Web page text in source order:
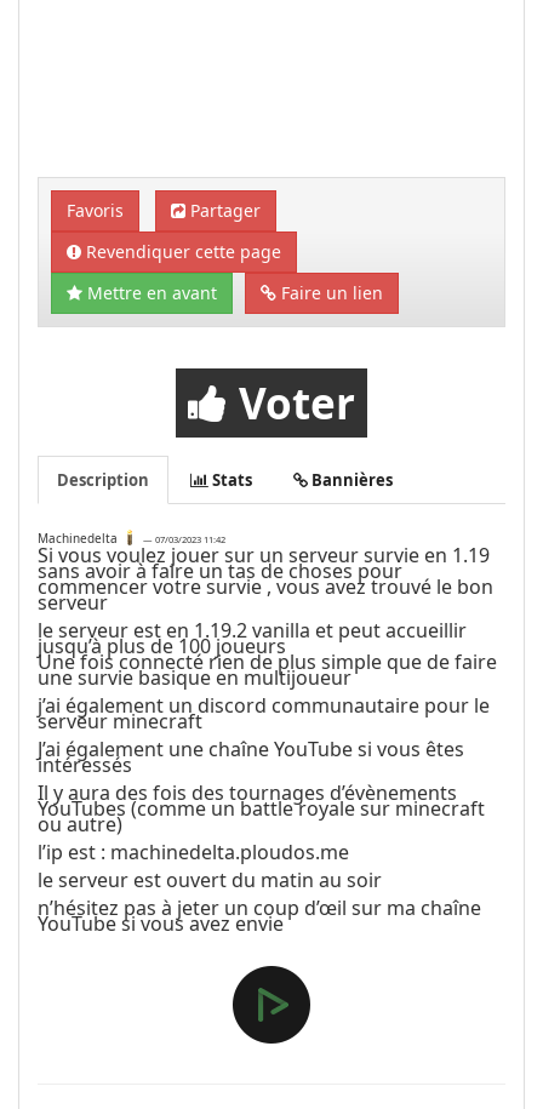
Favoris
Partager
Revendiquer cette page
Mettre en avant
Faire un lien
Voter
Description Stats Bannières
Machinedelta — 07/03/2023 11:42
Si vous voulez jouer sur un serveur survie en 1.19
sans avoir à faire un tas de choses pour
commencer votre survie , vous avez trouvé le bon
serveur
le serveur est en 1.19.2 vanilla et peut accueillir
jusqu’à plus de 100 joueurs
Une fois connecté rien de plus simple que de faire
une survie basique en multijoueur
j’ai également un discord communautaire pour le
serveur minecraft
J’ai également une chaîne YouTube si vous êtes
intéressés
Il y aura des fois des tournages d’évènements
YouTubes (comme un battle royale sur minecraft
ou autre)
l’ip est : machinedelta.ploudos.me
le serveur est ouvert du matin au soir
n’hésitez pas à jeter un coup d’œil sur ma chaîne
YouTube si vous avez envie